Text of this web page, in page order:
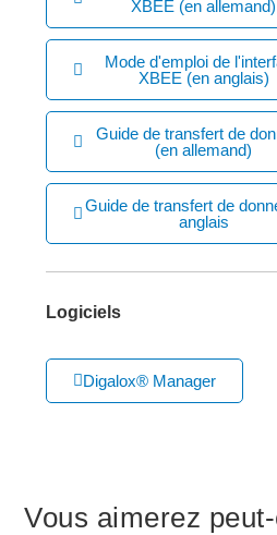
XBEE (en allemand)
Mode d'emploi de
XBEE (en anglais)
Guide de transfert de
(en allemand)
Guide de transfert de
anglais
Logiciels
Digalox® Manager
Vous aimerez